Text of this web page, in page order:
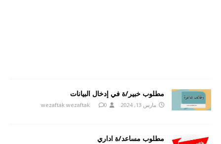
مطلوب خبير/ة في إدخال البيانات
مارس 13, 2024 wezaftak wezaftak 0
مطلوب مساعد/ة اداري